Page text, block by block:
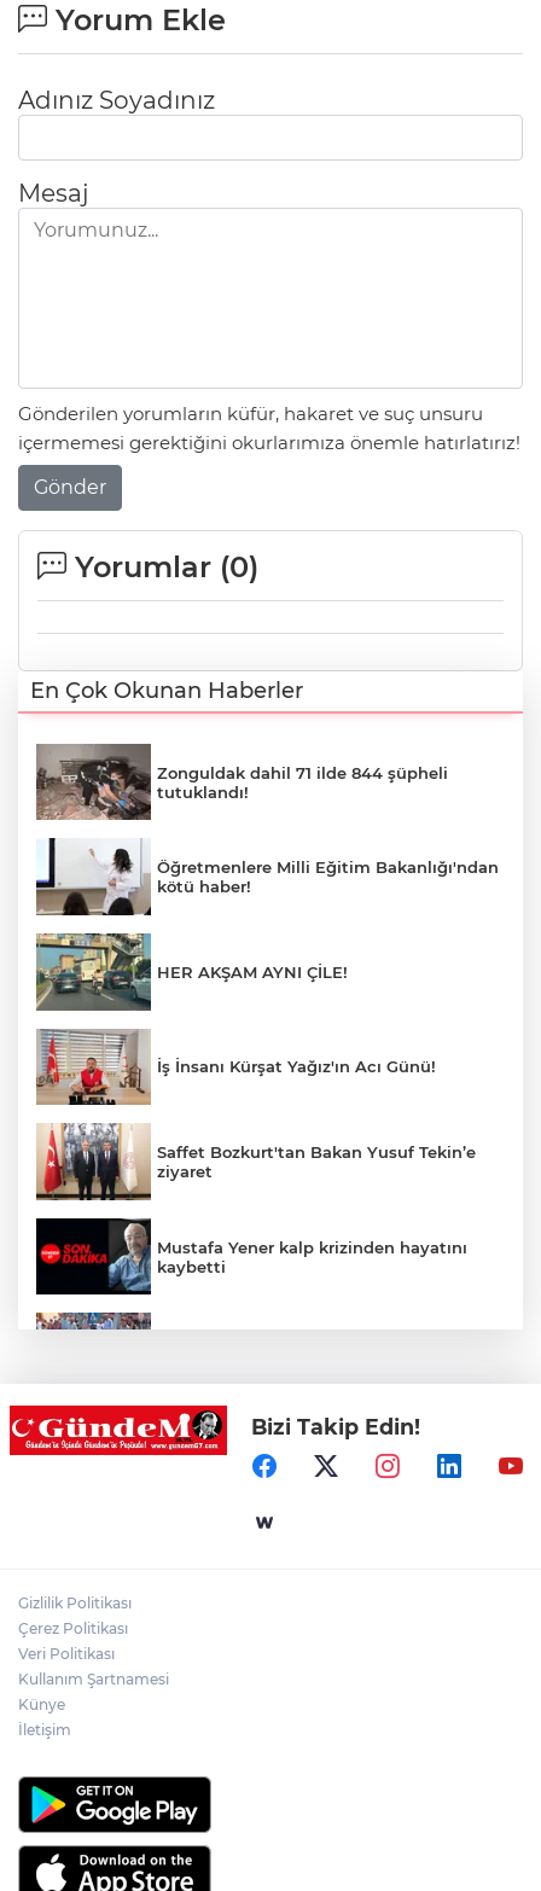
Yorum Ekle
Adınız Soyadınız
Mesaj
Gönderilen yorumların küfür, hakaret ve suç unsuru
içermemesi gerektiğini okurlarımıza önemle hatırlatırız!
Gönder
Yorumlar (0)
En Çok Okunan Haberler
Zonguldak dahil 71 ilde 844 şüpheli
tutuklandı!
Öğretmenlere Milli Eğitim Bakanlığı'ndan
kötü haber!
HER AKŞAM AYNI ÇİLE!
İş İnsanı Kürşat Yağız'ın Acı Günü!
Saffet Bozkurt'tan Bakan Yusuf Tekin’e
ziyaret
Mustafa Yener kalp krizinden hayatını
kaybetti
Zonguldak'ta Rüzgarlımeşe İlkokulu'nun
yıkımı gerçekleştirildi!
Bizi Takip Edin!
Gizlilik Politikası
Çerez Politikası
Veri Politikası
Kullanım Şartnamesi
Künye
İletişim